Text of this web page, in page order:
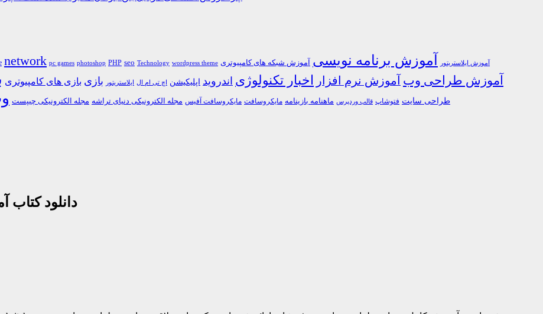
network pc games photoshop PHP seo Technology wordpress theme آموزش ایلاستریتور آموزش برنامه نویسی آموزش شبکه های کامپیوتری
آموزش طراحی وب آموزش نرم افزار اخبار تکنولوژی اندروید اپلیکیشن اچ تی ام ال ایلاستریتور بازی بازی های کامپیوتری
طراحی سایت فتوشاپ قالب وردپرس ماهنامه بازینامه مایکروسافت مایکروسافت آفیس مجله الکترونیکی دنیای تراشه مجله الکترونیکی چیپست
دانلود